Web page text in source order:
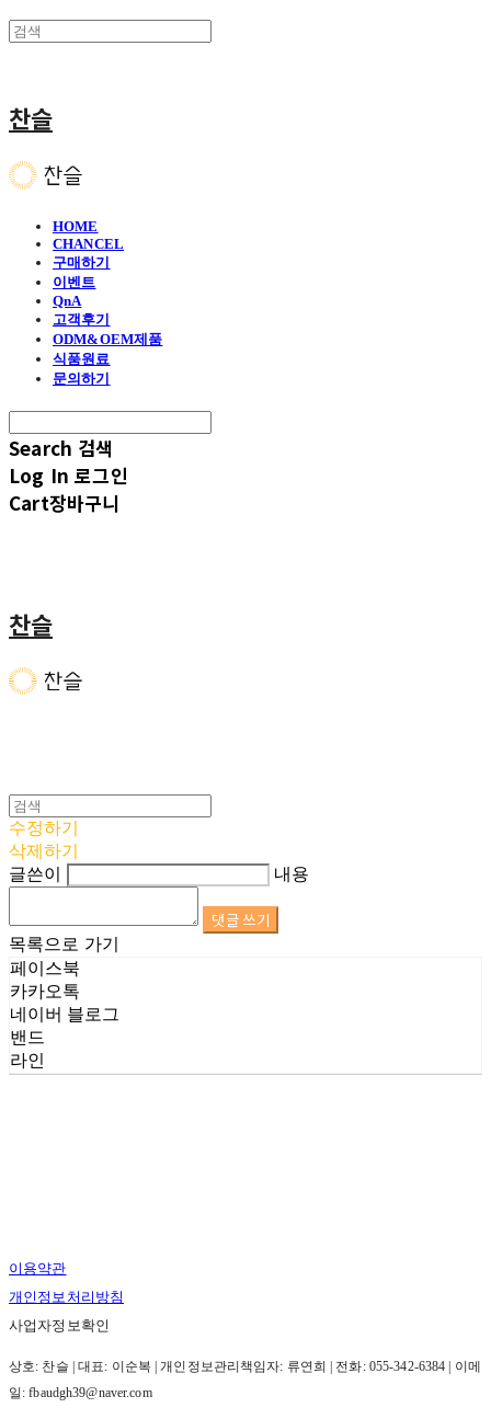
찬슬
HOME
CHANCEL
구매하기
이벤트
QnA
고객후기
ODM&OEM제품
식품원료
문의하기
Search 검색
Log In 로그인
Cart장바구니
찬슬
수정하기
삭제하기
글쓴이
내용
댓글 쓰기
목록으로 가기
페이스북
카카오톡
네이버 블로그
밴드
라인
이용약관
개인정보처리방침
사업자정보확인
상호: 찬슬 | 대표: 이순복 | 개인정보관리책임자: 류연희 | 전화: 055-342-6384 | 이메
일: fbaudgh39@naver.com